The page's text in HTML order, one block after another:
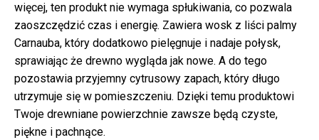
więcej, ten produkt nie wymaga spłukiwania, co pozwala
zaoszczędzić czas i energię. Zawiera wosk z liści palmy
Carnauba, który dodatkowo pielęgnuje i nadaje połysk,
sprawiając że drewno wygląda jak nowe. A do tego
pozostawia przyjemny cytrusowy zapach, który długo
utrzymuje się w pomieszczeniu. Dzięki temu produktowi
Twoje drewniane powierzchnie zawsze będą czyste,
piękne i pachnące.